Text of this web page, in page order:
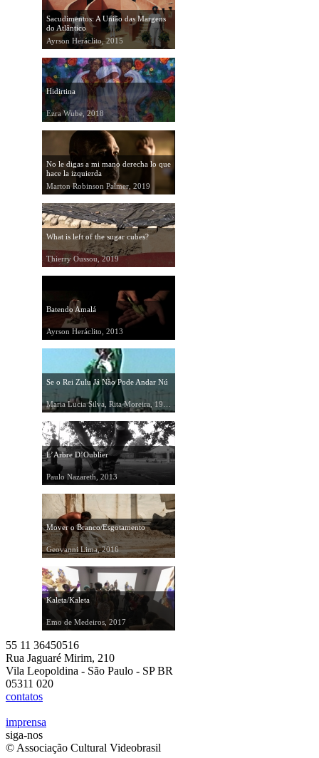
Sacudimentos: A União das Margens
do Atlântico
Ayrson Heráclito, 2015
Hidirtina
Ezra Wube, 2018
No le digas a mi mano derecha lo que
hace la izquierda
Marton Robinson Palmer, 2019
What is left of the sugar cubes?
Thierry Oussou, 2019
Batendo Amalá
Ayrson Heráclito, 2013
Se o Rei Zulu Já Não Pode Andar Nú
L’Arbre D’Oublier
Paulo Nazareth, 2013
Mover o Branco/Esgotamento
Geovanni Lima, 2016
Kaleta/Kaleta
Emo de Medeiros, 2017
55 11 36450516
Rua Jaguaré Mirim, 210
Vila Leopoldina - São Paulo - SP BR
05311 020
contatos
imprensa
siga-nos
© Associação Cultural Videobrasil